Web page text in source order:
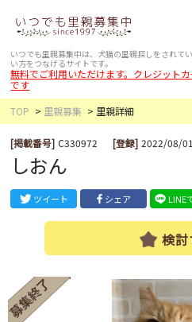
いつでも里親募集中は、犬猫の里親探しをされて
い方をつなげるサイトです。
無料でご利用いただけます。クレジット
です
TOP
里親募集 里親詳細
[掲載番号] C330972 [登録] 2022/08/01
しおん
ツイート シェア LINE
検討